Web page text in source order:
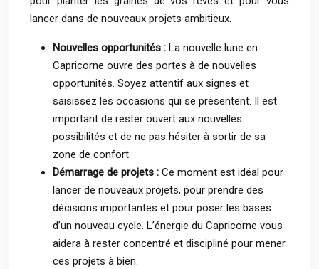
lancer dans de nouveaux projets ambitieux.
Nouvelles opportunités : La nouvelle lune en
Capricorne ouvre des portes à de nouvelles
opportunités. Soyez attentif aux signes et
saisissez les occasions qui se présentent. Il est
important de rester ouvert aux nouvelles
possibilités et de ne pas hésiter à sortir de sa
zone de confort.
Démarrage de projets : Ce moment est idéal pour
lancer de nouveaux projets, pour prendre des
décisions importantes et pour poser les bases
d’un nouveau cycle. L’énergie du Capricorne vous
aidera à rester concentré et discipliné pour mener
ces projets à bien.